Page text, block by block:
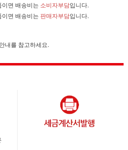
면 배송비는 소비자부담입니다.
면 배송비는 판매자부담입니다.
내를 참고하세요.